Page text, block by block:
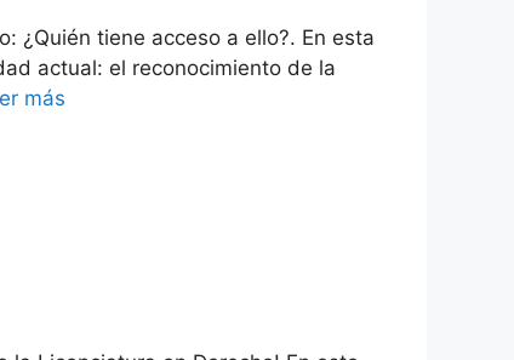
¿Quién tiene acceso a ello?. En esta
actual: el reconocimiento de la
más